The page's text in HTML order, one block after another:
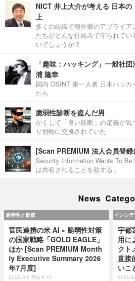
NICT 井上大介が考える 日本
上
多くの組織で海外製のアプライ
たちがどんな仕組みで守られて
いでしょうか？
「趣味：ハッキング」一般社
浦 隆幸
国内 OSINT 第一人者 日本ハッカ
たら
脆弱性診断を盗んだ男
かくして「良い診断」の定義が
り別物に交換されていた
[Scan PREMIUM 法人会員登
Security Information Wants To
は共有されることを欲する」
News
脆弱性と脅威
官民連携の米 AI × 脆弱性対策
の国家戦略「GOLD EAGLE」
ほか [Scan PREMIUM Month
ly Executive Summary 2026
年7月度]
2026.8.6 Thu 8:15
インシ
宇都
用に
クト
直接
いこ